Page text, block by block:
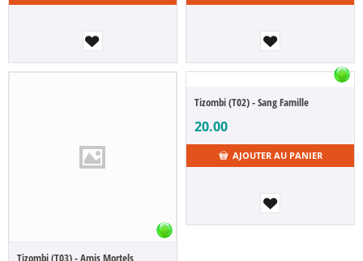
Tizombi (T03) - Amis Mortels
Tizombi (T02) - Sang Famille
20.00
AJOUTER AU PANIER